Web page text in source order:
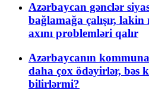
Azərbaycan gənclər
bağlamağa çalışır,
axını problemləri qalır
Azərbaycanın
daha çox ödəyirlər, bəs
bilirlərmi?